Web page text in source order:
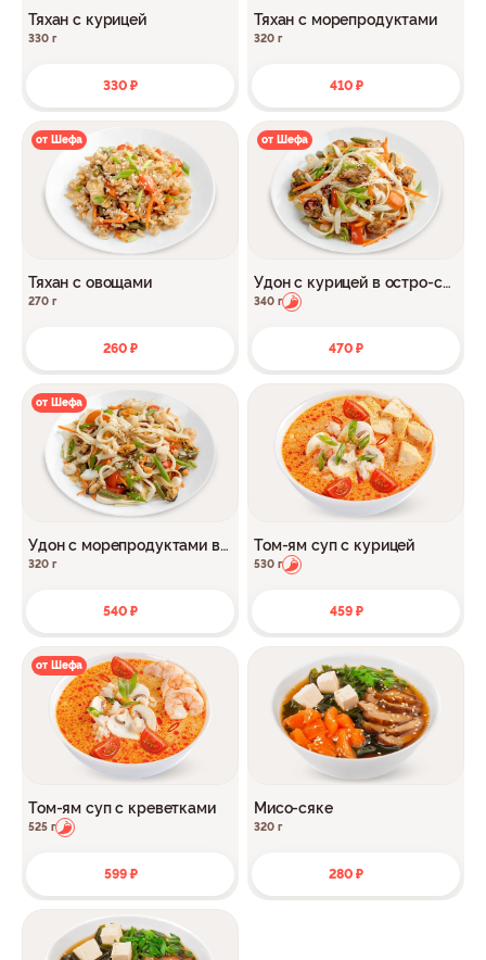
Тяхан с курицей
330 г
330 ₽
Тяхан с морепродуктами
320 г
410 ₽
от Шефа
Тяхан с овощами
270 г
260 ₽
от Шефа
Удон с курицей в остро-сл
адком соусе
340 г
470 ₽
от Шефа
Удон с морепродуктами в
соусе Терияки
320 г
540 ₽
Том-ям суп с курицей
530 г
459 ₽
от Шефа
Том-ям суп с креветками
525 г
599 ₽
Мисо-сяке
320 г
280 ₽